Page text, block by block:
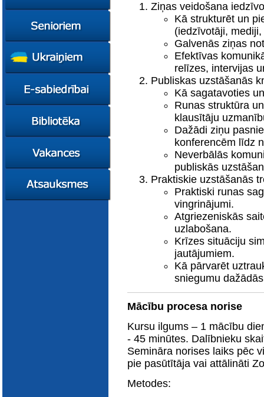
mentori
Konkursi
pedagogiem
Mācies
eksperimentējot
konsultācijas
Pašvaldības atbalsts
Resursi
STEM junioriem
eksperimentējot
Digitāli klimatam
FasTracKids
Empower65
Kursi
Ziņas veidošana
Kā strukturēt un
(iedzīvotāji,
Galvenās ziņas
Efektīvas
relīzes, intervijas
Publiskas uzstāšanās
Kā sagatavoties
Runas struktūra
klausītāju
Dažādi ziņu
konferencēm līdz
Neverbālās
publiskās
Praktiskie uzstāšanās
Praktiski runas
vingrinājumi.
Atgriezeniskās
uzlabošana.
Krīzes situāciju
jautājumiem.
Kā pārvarēt
sniegumu
Mācību procesa norise
Kursu ilgums – 1 mācību
- 45 minūtes. Dalībnieku
Semināra norises laiks pēc
pie pasūtītāja vai attālināti
Metodes: